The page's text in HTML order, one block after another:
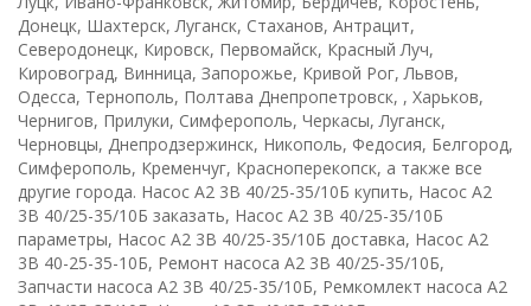
Донецк, Шахтерск, Луганск, Стаханов, Антрацит,
Северодонецк, Кировск, Первомайск, Красный Луч,
Кировоград, Винница, Запорожье, Кривой Рог, Львов,
Одесса, Тернополь, Полтава Днепропетровск, , Харьков,
Чернигов, Прилуки, Симферополь, Черкасы, Луганск,
Черновцы, Днепродзержинск, Никополь, Федосия, Белгород,
Симферополь, Кременчуг, Красноперекопск, а также все
другие города. Насос А2 3В 40/25-35/10Б купить, Насос А2
3В 40/25-35/10Б заказать, Насос А2 3В 40/25-35/10Б
параметры, Насос А2 3В 40/25-35/10Б доставка, Насос А2
3В 40-25-35-10Б, Ремонт насоса А2 3В 40/25-35/10Б,
Запчасти насоса А2 3В 40/25-35/10Б, Ремкомлект насоса А2